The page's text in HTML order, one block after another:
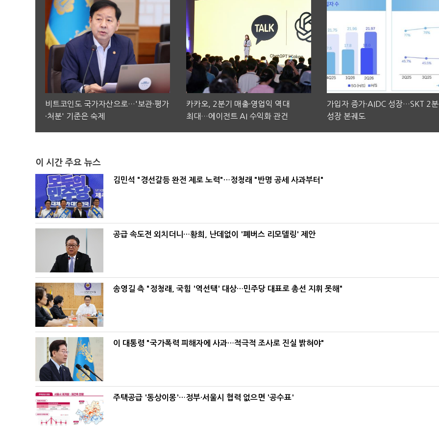
비트코인도 국가자산으로…'보관·평가
·처분' 기준은 숙제
카카오, 2분기 매출·영업익 역대
최대…에이전트 AI 수익화 관건
가입자 증가·AIDC 성장…SKT 2
성장 본궤도
이 시간 주요 뉴스
김민석 "경선갈등 완전 제로 노력"…정청래 "반명 공세 사과부터"
공급 속도전 외치더니…황희, 난데없이 '폐버스 리모델링' 제안
송영길 측 "정청래, 국힘 '역선택' 대상…민주당 대표로 총선 지휘 못해"
이 대통령 "국가폭력 피해자에 사과…적극적 조사로 진실 밝혀야"
주택공급 '동상이몽'…정부·서울시 협력 없으면 '공수표'